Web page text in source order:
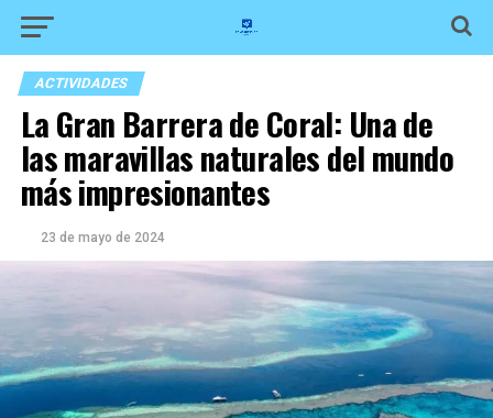
ACTIVIDADES
La Gran Barrera de Coral: Una de
las maravillas naturales del mundo
más impresionantes
23 de mayo de 2024